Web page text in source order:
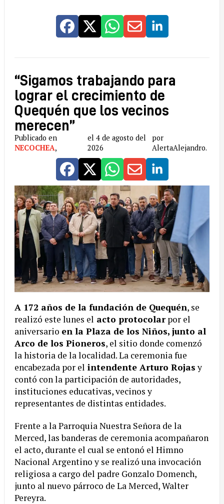
“Sigamos trabajando para
lograr el crecimiento de
Quequén que los vecinos
merecen”
Publicado en
NECOCHEA,
el 4 de agosto del
2026
por
AlertaAlejandro.
A 172 años de la fundación de Quequén, se
realizó este lunes el acto protocolarpor el
aniversario en la Plaza de los Niños, junto al
Arco de los Pioneros, el sitio donde comenzó
la historia de la localidad. La ceremonia fue
encabezada por el intendente Arturo Rojasy
contó con la participación de autoridades,
instituciones educativas, vecinos y
representantes de distintas entidades.
Frente a la Parroquia Nuestra Señora de la
Merced, las banderas de ceremonia acompañaron
el acto, durante el cual se entonó el Himno
Nacional Argentino y se realizó una invocación
religiosa a cargo del padre Gonzalo Domench,
junto al nuevo párroco de La Merced, Walter
Pereyra.